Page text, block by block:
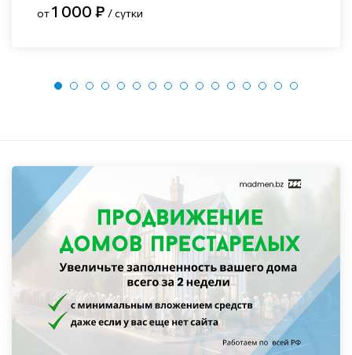
от1 000 ₽ / сутки